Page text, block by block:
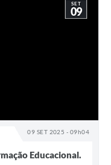
09 SET 2025 - 09h04
SET
09
Educacional.